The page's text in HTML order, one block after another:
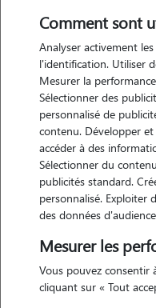
Joanna
Comment sont
Analyser activement
l'identification. Utiliser
Mesurer la
Sélectionner des
personnalisé de
contenu. Développer
accéder à des
Sélectionner du
publicités standard.
personnalisé. Exploiter
des données
Mesurer les
Vous pouvez consentir
cliquant sur « Tout